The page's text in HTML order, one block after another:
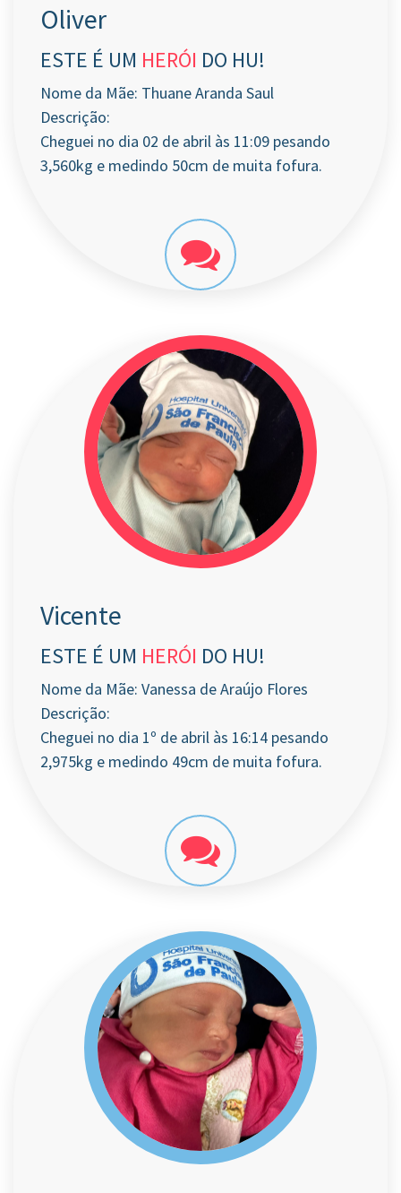
Oliver
ESTE É UM HERÓI DO HU!
Nome da Mãe: Thuane Aranda Saul
Descrição:
Cheguei no dia 02 de abril às 11:09 pesando
3,560kg e medindo 50cm de muita fofura.
Vicente
ESTE É UM HERÓI DO HU!
Nome da Mãe: Vanessa de Araújo Flores
Descrição:
Cheguei no dia 1º de abril às 16:14 pesando
2,975kg e medindo 49cm de muita fofura.